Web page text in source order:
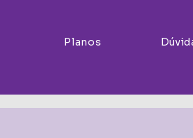
Planos